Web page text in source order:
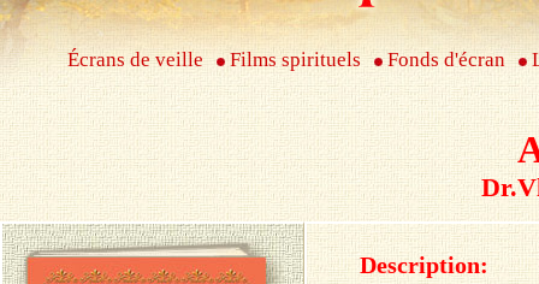
Écrans de veille Films spirituels Fonds d'écran
Description: